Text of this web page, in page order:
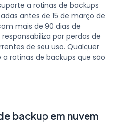
a rotinas de backups
antes de 15 de março de
mais de 90 dias de
por perdas de
de seu uso. Qualquer
rotinas de backups que são
backup em nuvem